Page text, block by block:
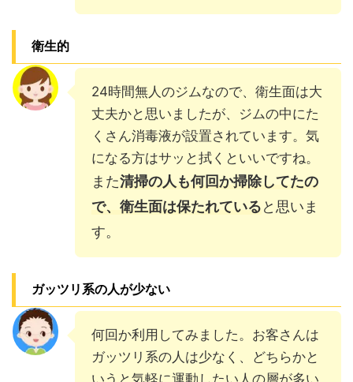
衛生的
24時間無人のジムなので、衛生面は大
丈夫かと思いましたが、ジムの中にた
くさん消毒液が設置されています。気
になる方はサッと拭くといいですね。
また清掃の人も何回か掃除してたの
で、衛生面は保たれていると思いま
す。
ガッツリ系の人が少ない
何回か利用してみました。お客さんは
ガッツリ系の人は少なく、どちらかと